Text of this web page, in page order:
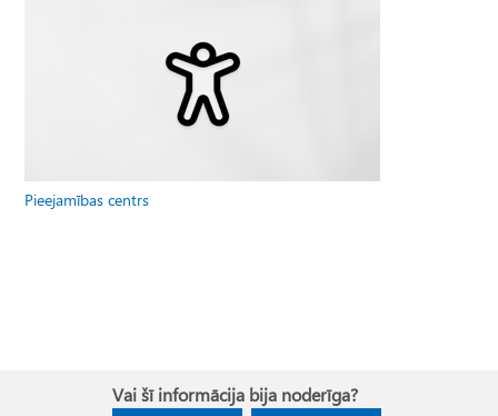
Pieejamības centrs
Vai šī informācija bija noderīga?